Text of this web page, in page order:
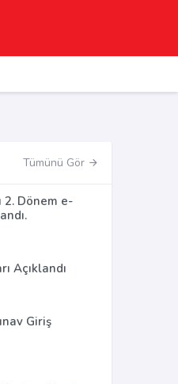
Tümünü Gör
2. Dönem e-
Açıklandı
Giriş